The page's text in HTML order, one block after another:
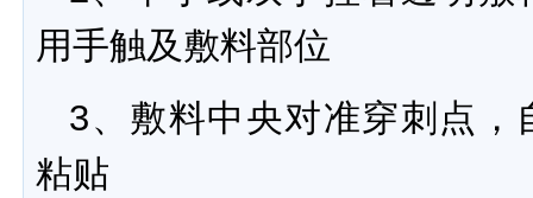
用手触及敷料部位
3、敷料中央对准穿刺点，
粘贴